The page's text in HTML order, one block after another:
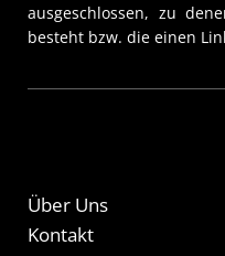
ausgeschlossen, zu
besteht bzw. die einen
Über Uns
Kontakt